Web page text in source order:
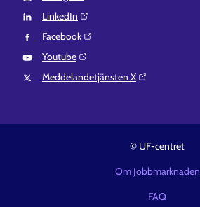
LinkedIn⁠
Facebook⁠
Youtube⁠
Meddelandetjänsten X⁠
© UF-centret
Om Jobbmarknaden
FAQ